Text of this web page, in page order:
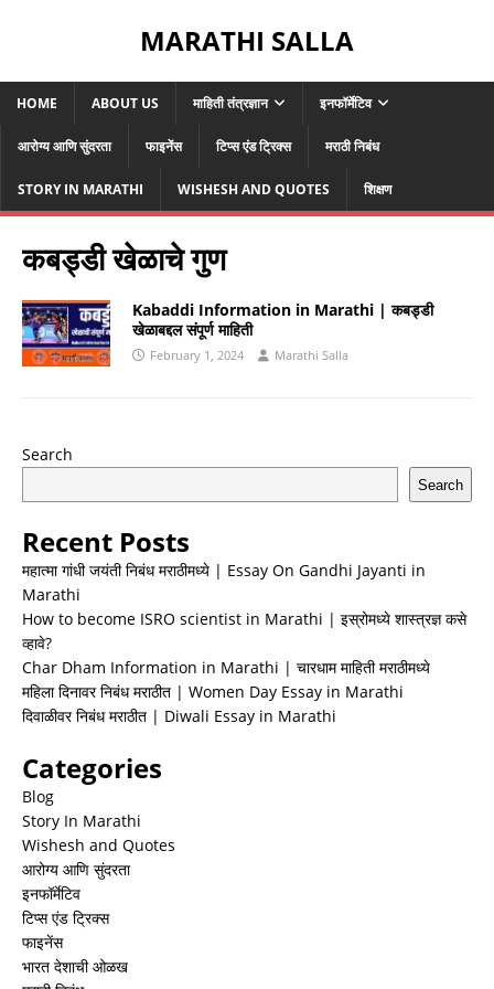
MARATHI SALLA
HOME ABOUT US माहिती तंत्रज्ञान इनफॉर्मेटिव
आरोग्य आणि सुंदरता फाइनेंस टिप्स एंड ट्रिक्स मराठी निबंध
STORY IN MARATHI WISHESH AND QUOTES शिक्षण
कबड्डी खेळाचे गुण
Kabaddi Information in Marathi | कबड्डी
खेळाबद्दल संपूर्ण माहिती
February 1, 2024 Marathi Salla
Search
Search
Recent Posts
महात्मा गांधी जयंती निबंध मराठीमध्ये | Essay On Gandhi Jayanti in
Marathi
How to become ISRO scientist in Marathi | इस्रोमध्ये शास्त्रज्ञ कसे
व्हावे?
Char Dham Information in Marathi | चारधाम माहिती मराठीमध्ये
महिला दिनावर निबंध मराठीत | Women Day Essay in Marathi
दिवाळीवर निबंध मराठीत | Diwali Essay in Marathi
Categories
Blog
Story In Marathi
Wishesh and Quotes
आरोग्य आणि सुंदरता
इनफॉर्मेटिव
टिप्स एंड ट्रिक्स
फाइनेंस
भारत देशाची ओळख